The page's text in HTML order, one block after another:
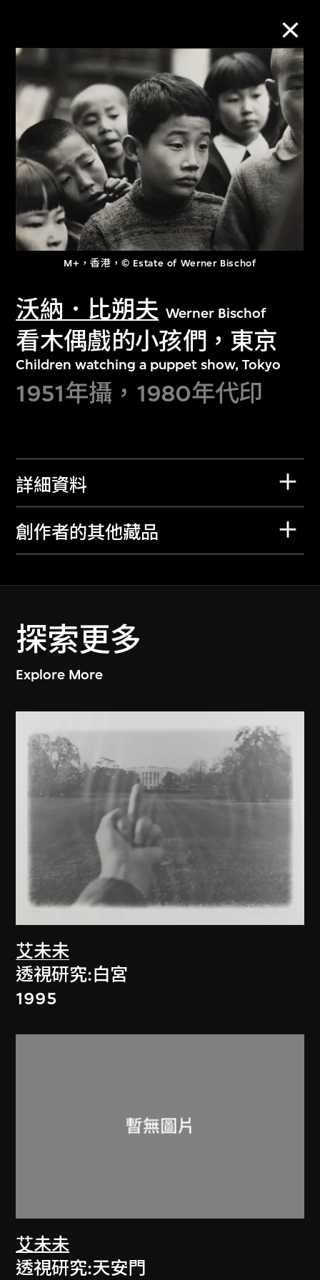
M+，香港，© Estate of Werner Bischof
沃納．比朔夫 Werner Bischof
看木偶戲的小孩們，東京
Children watching a puppet show, Tokyo
1951年攝，1980年代印
詳細資料
創作者的其他藏品
探索更多
Explore More
艾未未
透視研究:白宮
1995
艾未未
透視研究:天安門
M+藏品
進一步篩選 搜索
關於M+藏品
探索世界頂級的二十及二十一世紀視覺